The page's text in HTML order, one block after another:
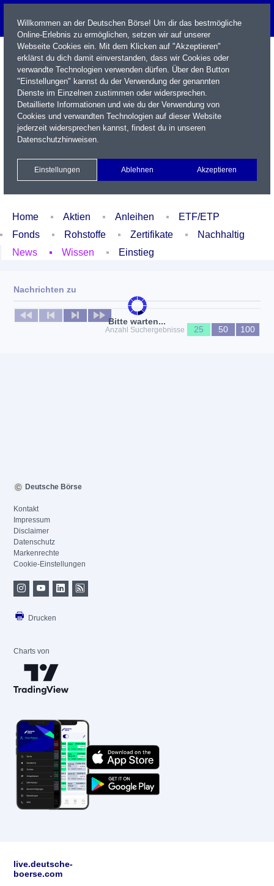
Name / WKN / ISIN / Kürzel
Xetra Realtime
Watchlist Portfolio Login
Home Aktien Anleihen
ETF/ETP
Fonds
Rohstoffe Zertifikate
Nachhaltig
News
Wissen Einstieg
Bitte warten...
Nachrichten zu
Keine News verfügbar
Anzahl Suchergebnisse
25 50 100
Willkommen an der Deutschen Börse! Um dir das bestmögliche
Online-Erlebnis zu ermöglichen, setzen wir auf unserer
Webseite Cookies ein. Mit dem Klicken auf "Akzeptieren"
erklärst du dich damit einverstanden, dass wir Cookies oder
verwandte Technologien verwenden dürfen. Über den Button
"Einstellungen" kannst du der Verwendung der genannten
Dienste im Einzelnen zustimmen oder widersprechen.
Detaillierte Informationen und wie du der Verwendung von
Cookies und verwandten Technologien auf dieser Website
jederzeit widersprechen kannst, findest du in unseren
Datenschutzhinweisen.
Einstellungen Ablehnen Akzeptieren
Deutsche Börse
Kontakt
Impressum
Disclaimer
Datenschutz
Markenrechte
Cookie-Einstellungen
Drucken
Charts von
live.deutsche-
boerse.com